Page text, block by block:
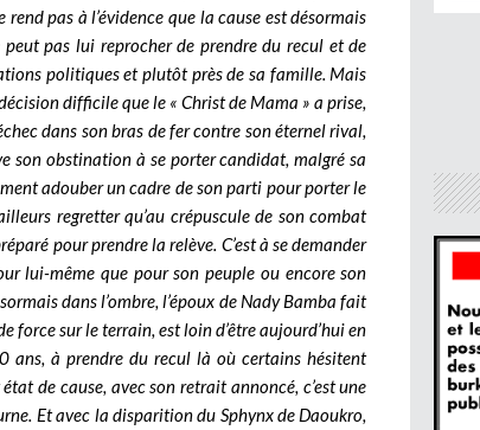
pas à l’évidence que la cause est désormais
pas lui reprocher de prendre du recul et de
politiques et plutôt près de sa famille. Mais
difficile que le « Christ de Mama » a prise,
dans son bras de fer contre son éternel rival,
son obstination à se porter candidat, malgré sa
adouber un cadre de son parti pour porter le
regretter qu’au crépuscule de son combat
pour prendre la relève. C’est à se demander
lui-même que pour son peuple ou encore son
dans l’ombre, l’époux de Nady Bamba fait
force sur le terrain, est loin d’être aujourd’hui en
ans, à prendre du recul là où certains hésitent
de cause, avec son retrait annoncé, c’est une
Et avec la disparition du Sphynx de Daoukro,